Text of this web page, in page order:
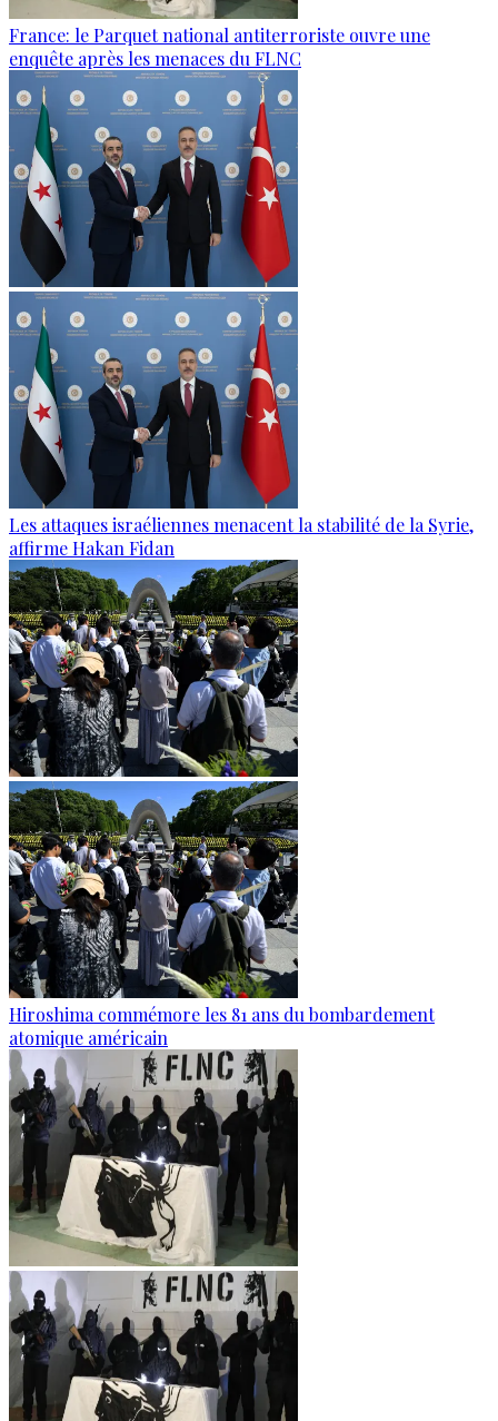
France: le Parquet national antiterroriste ouvre une
enquête après les menaces du FLNC
Les attaques israéliennes menacent la stabilité de la Syrie,
affirme Hakan Fidan
Hiroshima commémore les 81 ans du bombardement
atomique américain